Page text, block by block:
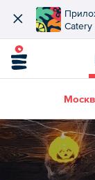
Catery